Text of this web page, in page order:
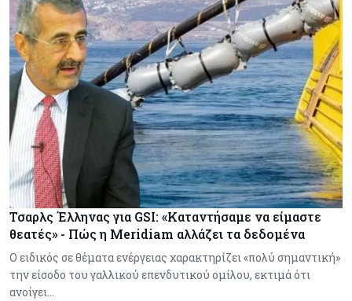
Τσαρλς Έλληνας για GSI: «Καταντήσαμε να είμαστε
θεατές» - Πώς η Meridiam αλλάζει τα δεδομένα
Ο ειδικός σε θέματα ενέργειας χαρακτηρίζει «πολύ σημαντική»
την είσοδο του γαλλικού επενδυτικού ομίλου, εκτιμά ότι
ανοίγει…